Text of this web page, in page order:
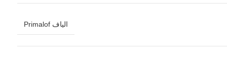
الیاف Primalof